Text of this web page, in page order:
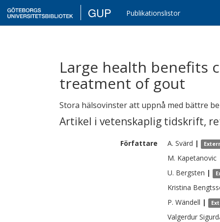
GUP Publikationslistor
Large health benefits
treatment of gout
Stora hälsovinster att uppnå med bättre
Artikel i vetenskaplig tidskrift,
Författare A. Svärd |
M. Kapetanovic
U. Bergsten |
Kristina
P. Wändell |
Valgerdur